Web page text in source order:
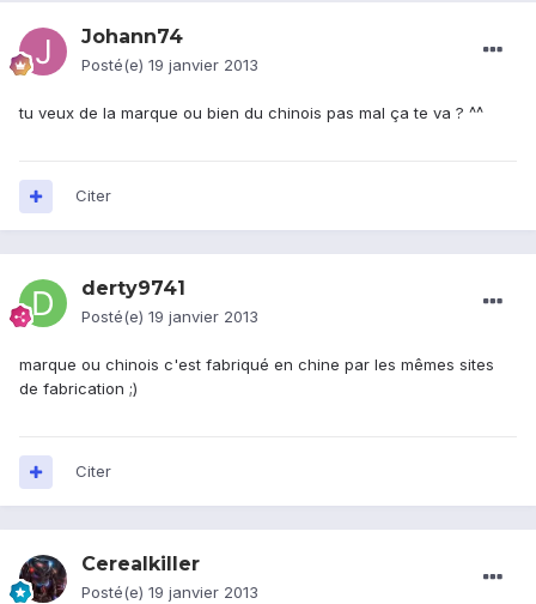
Johann74
Posté(e) 19 janvier 2013
tu veux de la marque ou bien du chinois pas mal ça te va ? ^^
Citer
derty9741
Posté(e) 19 janvier 2013
marque ou chinois c'est fabriqué en chine par les mêmes sites
de fabrication ;)
Citer
Cerealkiller
Posté(e) 19 janvier 2013